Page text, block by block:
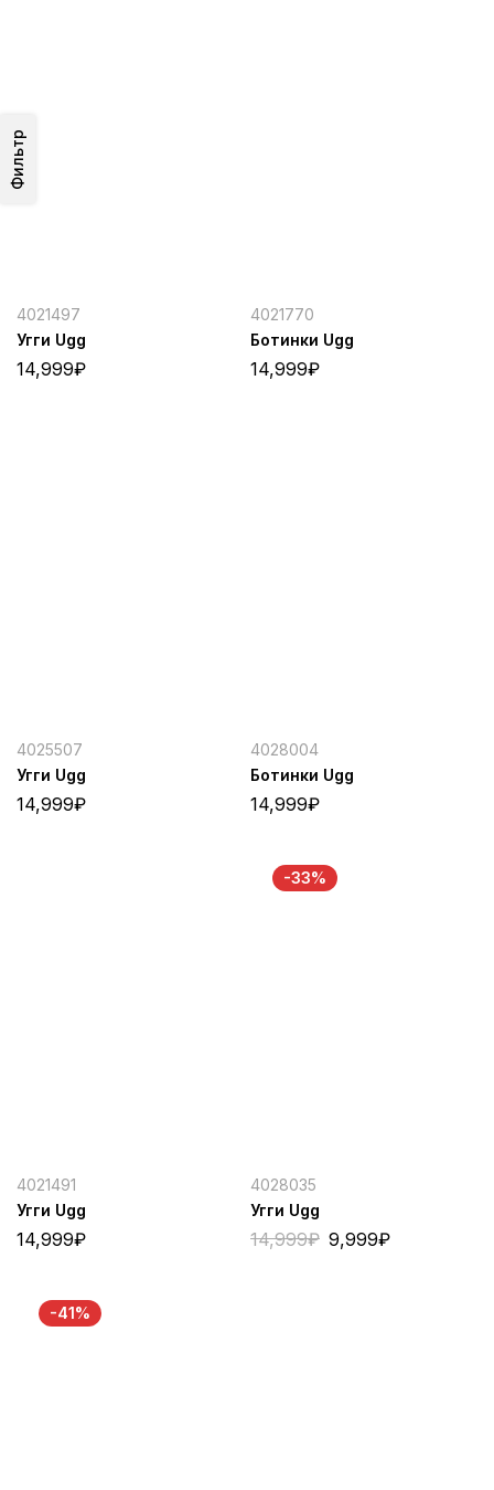
Фильтр
4021497
Угги Ugg
14,999₽
4021770
Ботинки Ugg
14,999₽
4025507
Угги Ugg
14,999₽
4028004
Ботинки Ugg
14,999₽
4021491
Угги Ugg
14,999₽
-33%
4028035
Угги Ugg
14,999₽ 9,999₽
-41%